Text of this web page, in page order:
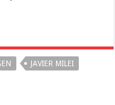
JAVIER MILEI